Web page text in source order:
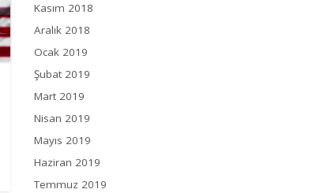
Kasım 2018
Aralık 2018
Ocak 2019
Şubat 2019
Mart 2019
Nisan 2019
Mayıs 2019
Haziran 2019
Temmuz 2019